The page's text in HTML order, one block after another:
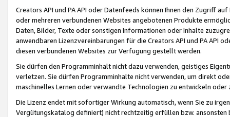
Creators API und PA API oder Datenfeeds können Ihnen den Zugriff
oder mehreren verbundenen Websites angebotenen Produkte
Daten, Bilder, Texte oder sonstigen Informationen oder Inhalte
anwendbaren Lizenzvereinbarungen für die Creators API und PA API
diesen verbundenen Websites zur Verfügung gestellt werden.
Sie dürfen den Programminhalt nicht dazu verwenden, geistiges
verletzen. Sie dürfen Programminhalte nicht verwenden, um direkt
maschinelles Lernen oder verwandte Technologien zu entwickeln
Die Lizenz endet mit sofortiger Wirkung automatisch, wenn Sie zu
Vergütungskatalog definiert) nicht rechtzeitig erfüllen bzw. ansonsten